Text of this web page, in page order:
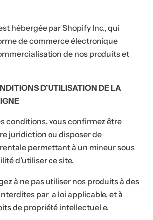
hébergée par Shopify Inc., qui
de commerce électronique
de nos produits et
D’UTILISATION DE LA
conditions, vous confirmez être
juridiction ou disposer de
permettant à un mineur sous
d’utiliser ce site.
à ne pas utiliser nos produits à des
par la loi applicable, et à
de propriété intellectuelle.